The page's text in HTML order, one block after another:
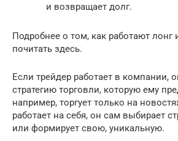
и возвращает долг.
Подробнее о том, как работают
почитать здесь.
Если трейдер работает в компании,
стратегию торговли, которую ему
например, торгует только на
работает на себя, он сам выбирает
или формирует свою, уникальную.